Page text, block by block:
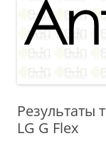
Результаты
LG G Flex